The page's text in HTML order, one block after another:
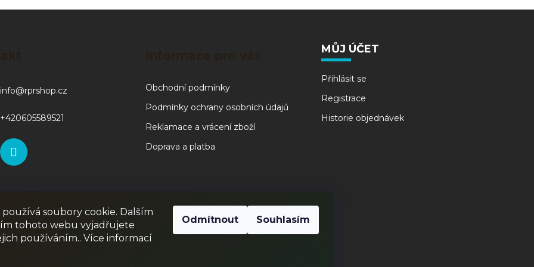
soubory cookie. Dalším
tohoto webu vyjadřujete
používáním.. Více informací
Odmítnout Souhlasím
info@rprshop.cz
+420605589521
Obchodní podmínky
Podmínky ochrany osobních údajů
Reklamace a vrácení zboží
Doprava a platba
MŮJ ÚČET
Přihlásit se
Registrace
Historie objednávek
RPR GAMES PAINTBALL JUNIOR PAINTBALL